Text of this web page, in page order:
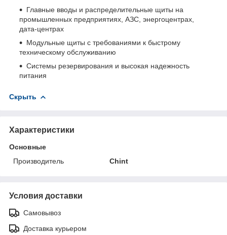
Главные вводы и распределительные щиты на
промышленных предприятиях, АЗС, энергоцентрах,
дата‑центрах
Модульные щиты с требованиями к быстрому
техническому обслуживанию
Системы резервирования и высокая надежность
питания
Скрыть
Характеристики
Основные
Производитель
Chint
Условия доставки
Самовывоз
Доставка курьером